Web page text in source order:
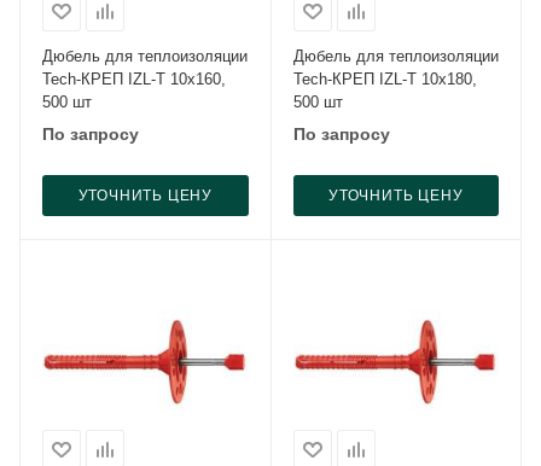
Дюбель для теплоизоляции
Tech-КРЕП IZL-T 10x160,
500 шт
По запросу
УТОЧНИТЬ ЦЕНУ
Дюбель для теплоизоляции
Tech-КРЕП IZL-T 10x180,
500 шт
По запросу
УТОЧНИТЬ ЦЕНУ